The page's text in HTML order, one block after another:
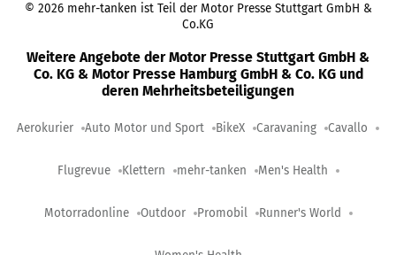
© 2026 mehr-tanken ist Teil der Motor Presse Stuttgart GmbH &
Co.KG
Weitere Angebote der Motor Presse Stuttgart GmbH &
Co. KG & Motor Presse Hamburg GmbH & Co. KG und
deren Mehrheitsbeteiligungen
Aerokurier Auto Motor und Sport BikeX Caravaning Cavallo
Flugrevue Klettern mehr-tanken Men's Health
Motorradonline Outdoor Promobil Runner's World